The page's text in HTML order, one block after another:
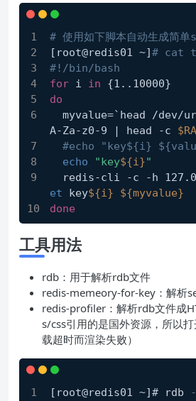
# 使用如下脚本自动生成简
[root@redis01 ~]# cat
#!/bin/bash
for i in {1..10000}
do
A-Za-z0-9 | head -c
#echo "key${i}
echo
"key${i}"
redis-cli -c -h
et key${i}
${myvalue}
done
工具用法
rdb：用于解析rdb文件
redis-memeory-for-key：解析
redis-profiler：解析rdb文件成
s/css引用的是国外资源，所以
载超时而渲染失败）
[root@redis01 ~]# rdb